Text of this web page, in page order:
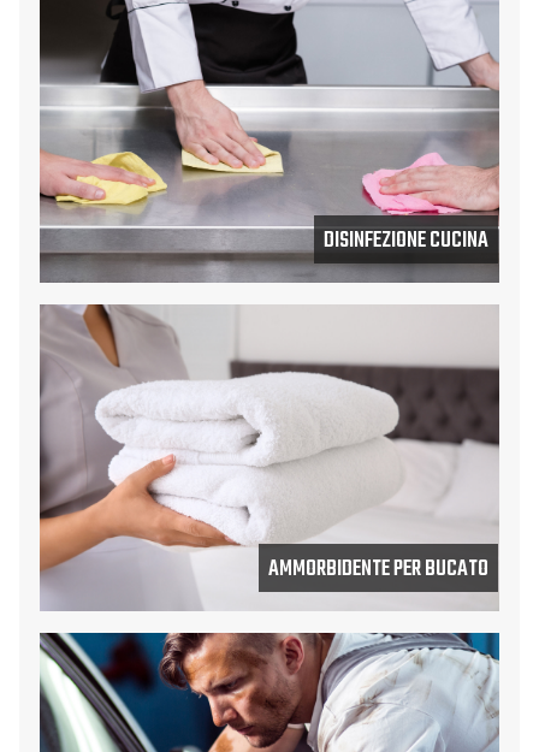
DISINFEZIONE CUCINA
AMMORBIDENTE PER BUCATO